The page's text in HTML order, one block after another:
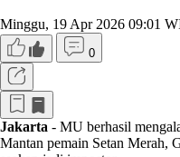
Minggu, 19 Apr 2026 09:01
0
Jakarta - MU berhasil
Mantan pemain Setan Merah,